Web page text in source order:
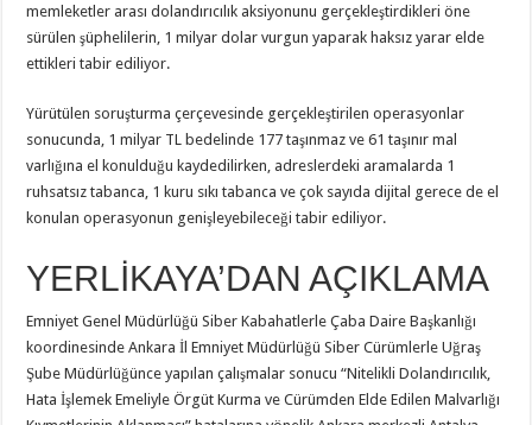
memleketler arası dolandırıcılık aksiyonunu gerçekleştirdikleri öne
sürülen şüphelilerin, 1 milyar dolar vurgun yaparak haksız yarar elde
ettikleri tabir ediliyor.
Yürütülen soruşturma çerçevesinde gerçekleştirilen operasyonlar
sonucunda, 1 milyar TL bedelinde 177 taşınmaz ve 61 taşınır mal
varlığına el konulduğu kaydedilirken, adreslerdeki aramalarda 1
ruhsatsız tabanca, 1 kuru sıkı tabanca ve çok sayıda dijital gerece de el
konulan operasyonun genişleyebileceği tabir ediliyor.
YERLİKAYA’DAN AÇIKLAMA
Emniyet Genel Müdürlüğü Siber Kabahatlerle Çaba Daire Başkanlığı
koordinesinde Ankara İl Emniyet Müdürlüğü Siber Cürümlerle Uğraş
Şube Müdürlüğünce yapılan çalışmalar sonucu “Nitelikli Dolandırıcılık,
Hata İşlemek Emeliyle Örgüt Kurma ve Cürümden Elde Edilen Malvarlığı